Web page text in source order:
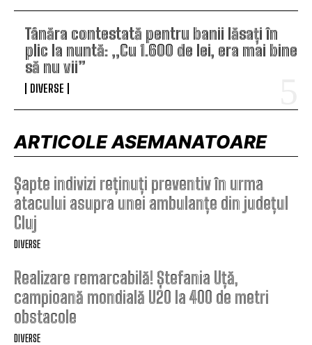
Tânăra contestată pentru banii lăsați în
plic la nuntă: „Cu 1.600 de lei, era mai bine
să nu vii”
DIVERSE
ARTICOLE ASEMANATOARE
Șapte indivizi reținuți preventiv în urma
atacului asupra unei ambulanțe din județul
Cluj
DIVERSE
Realizare remarcabilă! Ștefania Uță,
campioană mondială U20 la 400 de metri
obstacole
DIVERSE